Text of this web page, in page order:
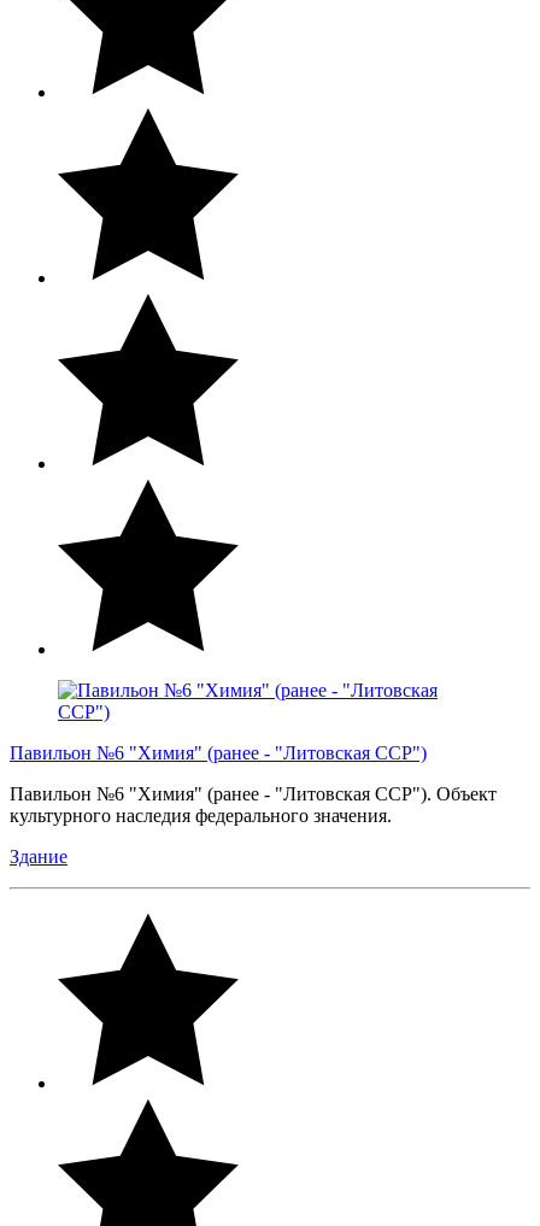
Павильон №6 "Химия" (ранее - "Литовская ССР")
Павильон №6 "Химия" (ранее - "Литовская ССР"). Объект
культурного наследия федерального значения.
Здание